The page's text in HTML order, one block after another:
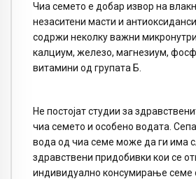
Чиа семето е добар извор на
незаситени масти и
содржи неколку важни
калциум, железо, магнезиум,
витамини од групата Б.
Не постојат студии за
чиа семето и особено водата.
вода од чиа семе може да ги има
здравствени придобивки кои се
индивидуално консумирање семе